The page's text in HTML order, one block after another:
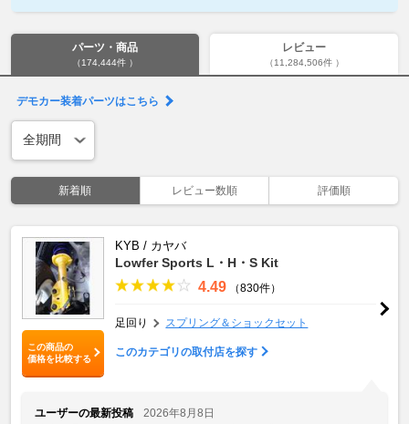
パーツ・商品
（174,444件 ）
レビュー
（11,284,506件 ）
デモカー装着パーツはこちら
新着順 レビュー数順 評価順
この商品の
価格を比較する
KYB / カヤバ
Lowfer Sports L・H・S Kit
4.49 （830件）
足回り スプリング＆ショックセット
このカテゴリの取付店を探す
ユーザーの最新投稿
2026年8月8日